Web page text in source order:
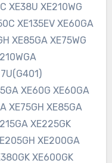
XE38U XE210WG
XE135EV XE60GA
XE85GA XE75WG
XE60G XE60GA
XE75GH XE85GA
XE225GK
XE200GA
XE600GK